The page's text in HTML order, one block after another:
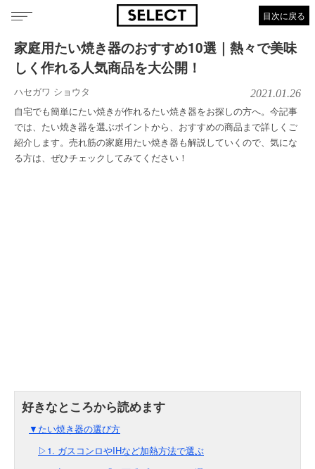
目次に戻る
家庭用たい焼き器のおすすめ10選｜熱々で美味
しく作れる人気商品を大公開！
ハセガワ ショウタ 2021.01.26
自宅でも簡単にたい焼きが作れるたい焼き器をお探しの方へ。今記事
では、たい焼き器を選ぶポイントから、おすすめの商品まで詳しくご
紹介します。売れ筋の家庭用たい焼き器も解説していくので、気にな
る方は、ぜひチェックしてみてください！
▼たい焼き器の選び方
▷1. ガスコンロやIHなど加熱方法で選ぶ